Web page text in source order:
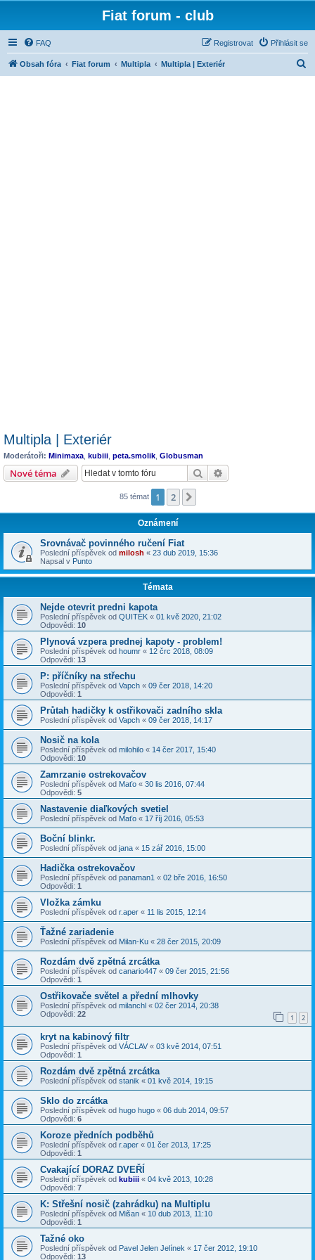
Fiat forum - club
FAQ Přihlásit se
Registrovat
Obsah fóra Fiat forum Multipla Multipla | Exteriér
Multipla | Exteriér
Moderátoři: Minimaxa kubiii peta.smolik Globusman
Nové téma Hledat
85 témat 1 2
Oznámení
Srovnávač povinného ručení Fiat
Poslední příspěvek od milosh « 23 dub 2019, 15:36
Napsal v Punto
Témata
Nejde otevrit predni kapota
Poslední příspěvek od QUITEK « 01 kvě 2020, 21:02
Odpovědi: 10
Plynová vzpera prednej kapoty - problem!
Poslední příspěvek od houmr « 12 črc 2018, 08:09
Odpovědi: 13
P: příčníky na střechu
Poslední příspěvek od Vapch « 09 čer 2018, 14:20
Odpovědi: 1
Průtah hadičky k ostřikovači zadního skla
Poslední příspěvek od Vapch « 09 čer 2018, 14:17
Nosič na kola
Poslední příspěvek od milohilo « 14 čer 2017, 15:40
Odpovědi: 10
Zamrzanie ostrekovačov
Poslední příspěvek od Maťo « 30 lis 2016, 07:44
Odpovědi: 5
Nastavenie diaľkových svetiel
Poslední příspěvek od Maťo « 17 říj 2016, 05:53
Boční blinkr.
Poslední příspěvek od jana « 15 zář 2016, 15:00
Hadička ostrekovačov
Poslední příspěvek od panaman1 « 02 bře 2016, 16:50
Odpovědi: 1
Vložka zámku
Poslední příspěvek od r.aper « 11 lis 2015, 12:14
Ťažné zariadenie
Poslední příspěvek od Milan-Ku « 28 čer 2015, 20:09
Rozdám dvě zpětná zrcátka
Poslední příspěvek od canario447 « 09 čer 2015, 21:56
Odpovědi: 1
Ostřikovače světel a přední mlhovky
Poslední příspěvek od milanchl « 02 čer 2014, 20:38
Odpovědi: 22 1 2
kryt na kabinový filtr
Poslední příspěvek od VÁCLAV « 03 kvě 2014, 07:51
Odpovědi: 1
Rozdám dvě zpětná zrcátka
Poslední příspěvek od stanik « 01 kvě 2014, 19:15
Sklo do zrcátka
Poslední příspěvek od hugo hugo « 06 dub 2014, 09:57
Odpovědi: 6
Koroze předních podběhů
Poslední příspěvek od r.aper « 01 čer 2013, 17:25
Odpovědi: 1
Cvakající DORAZ DVEŘÍ
Poslední příspěvek od kubiii « 04 kvě 2013, 10:28
Odpovědi: 7
K: Střešní nosič (zahrádku) na Multiplu
Poslední příspěvek od Mišan « 10 dub 2013, 11:10
Odpovědi: 1
Tažné oko
Poslední příspěvek od Pavel Jelen Jelínek « 17 čer 2012, 19:10
Odpovědi: 13